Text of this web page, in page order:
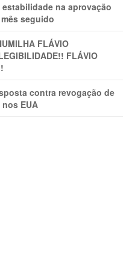
na aprovação
seguido
FLÁVIO
FLÁVIO
contra revogação de
EUA